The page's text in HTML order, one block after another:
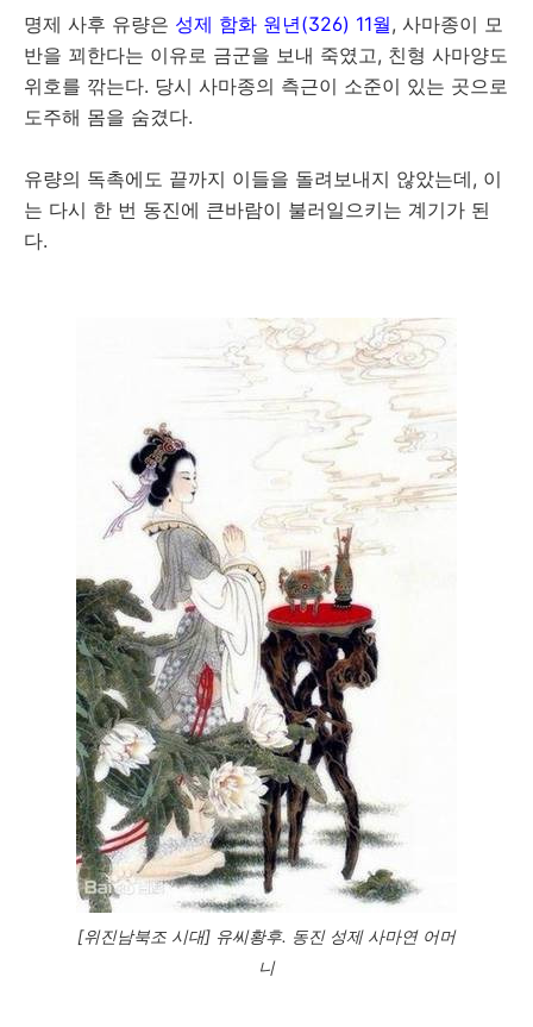
명제 사후 유량은 성제 함화 원년(326) 11월, 사마종이 모
반을 꾀한다는 이유로 금군을 보내 죽였고, 친형 사마양도
위호를 깎는다. 당시 사마종의 측근이 소준이 있는 곳으로
도주해 몸을 숨겼다.
유량의 독촉에도 끝까지 이들을 돌려보내지 않았는데, 이
는 다시 한 번 동진에 큰바람이 불러일으키는 계기가 된
다.
[위진남북조 시대] 유씨황후. 동진 성제 사마연 어머
니